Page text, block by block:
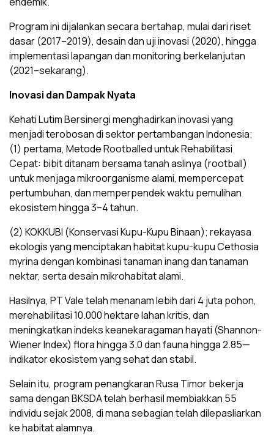
Program ini dijalankan secara bertahap, mulai dari riset
dasar (2017–2019), desain dan uji inovasi (2020), hingga
implementasi lapangan dan monitoring berkelanjutan
(2021–sekarang).
Inovasi dan Dampak Nyata
Kehati Lutim Bersinergi menghadirkan inovasi yang
menjadi terobosan di sektor pertambangan Indonesia;
(1) pertama, Metode Rootballed untuk Rehabilitasi
Cepat: bibit ditanam bersama tanah aslinya (rootball)
untuk menjaga mikroorganisme alami, mempercepat
pertumbuhan, dan memperpendek waktu pemulihan
ekosistem hingga 3–4 tahun.
(2) KOKKUBI (Konservasi Kupu-Kupu Binaan); rekayasa
ekologis yang menciptakan habitat kupu-kupu Cethosia
myrina dengan kombinasi tanaman inang dan tanaman
nektar, serta desain mikrohabitat alami.
Hasilnya, PT Vale telah menanam lebih dari 4 juta pohon,
merehabilitasi 10.000 hektare lahan kritis, dan
meningkatkan indeks keanekaragaman hayati (Shannon-
Wiener Index) flora hingga 3.0 dan fauna hingga 2.85—
indikator ekosistem yang sehat dan stabil.
Selain itu, program penangkaran Rusa Timor bekerja
sama dengan BKSDA telah berhasil membiakkan 55
individu sejak 2008, di mana sebagian telah dilepasliarkan
ke habitat alamnya.